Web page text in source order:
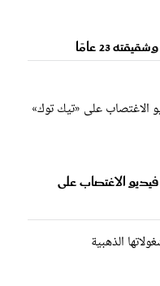
فيديو الاغتصاب على